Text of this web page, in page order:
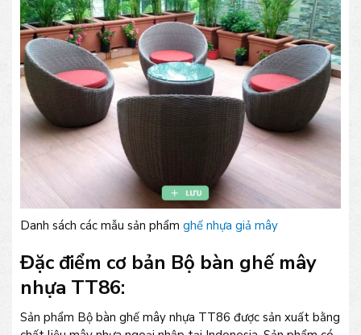
Danh sách các mẫu sản phẩm ghế nhựa giả mây
Đặc điểm cơ bản Bộ bàn ghế mây
nhựa TT86:
Sản phẩm Bộ bàn ghế mây nhựa TT86 được sản xuất bằng